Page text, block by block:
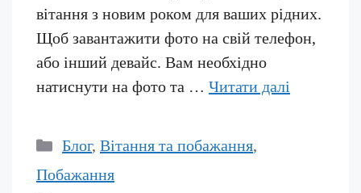
вітання з новим роком для ваших рідних.
Щоб завантажити фото на свій телефон,
або інший девайс. Вам необхідно
натиснути на фото та … Читати далі
Категорії
Блог, Вітання та побажання,
Побажання